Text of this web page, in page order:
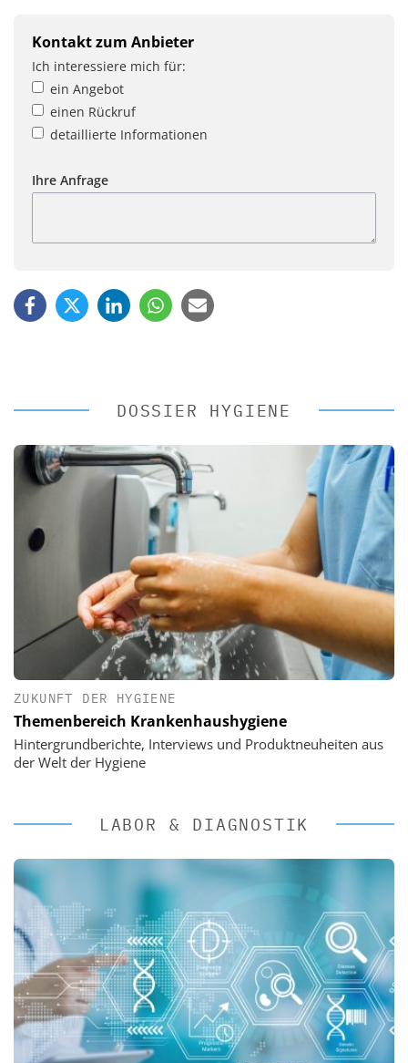
Kontakt zum Anbieter
Ich interessiere mich für:
ein Angebot
einen Rückruf
detaillierte Informationen
Ihre Anfrage
DOSSIER HYGIENE
ZUKUNFT DER HYGIENE
Themenbereich Krankenhaushygiene
Hintergrundberichte, Interviews und Produktneuheiten aus
der Welt der Hygiene
LABOR & DIAGNOSTIK